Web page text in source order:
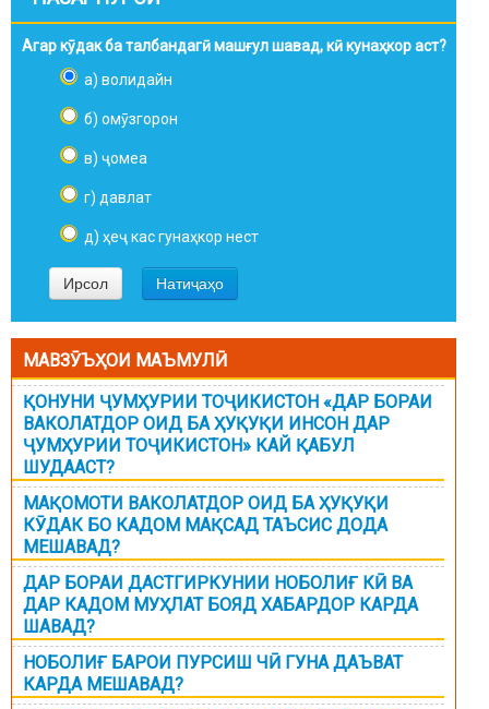
Агар кӯдак ба талбандагӣ машғул шавад, кӣ кунаҳкор аст?
а) волидайн
б) омӯзгорон
в) ҷомеа
г) давлат
д) ҳеҷ кас гунаҳкор нест
МАВЗӮЪҲОИ МАЪМУЛӢ
ҚОНУНИ ҶУМҲУРИИ ТОҶИКИСТОН «ДАР БОРАИ
ВАКОЛАТДОР ОИД БА ҲУҚУҚИ ИНСОН ДАР
ҶУМҲУРИИ ТОҶИКИСТОН» КАЙ ҚАБУЛ
ШУДААСТ?
МАҚОМОТИ ВАКОЛАТДОР ОИД БА ҲУҚУҚИ
КӮДАК БО КАДОМ МАҚСАД ТАЪСИС ДОДА
МЕШАВАД?
ДАР БОРАИ ДАСТГИРКУНИИ НОБОЛИҒ КӢ ВА
ДАР КАДОМ МУҲЛАТ БОЯД ХАБАРДОР КАРДА
ШАВАД?
НОБОЛИҒ БАРОИ ПУРСИШ ЧӢ ГУНА ДАЪВАТ
КАРДА МЕШАВАД?